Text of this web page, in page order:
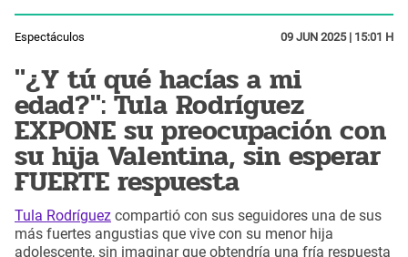
Espectáculos 09 JUN 2025 | 15:01 H
"¿Y tú qué hacías a mi
edad?": Tula Rodríguez
EXPONE su preocupación con
su hija Valentina, sin esperar
FUERTE respuesta
Tula Rodríguez compartió con sus seguidores una de sus
más fuertes angustias que vive con su menor hija
adolescente, sin imaginar que obtendría una fría respuesta